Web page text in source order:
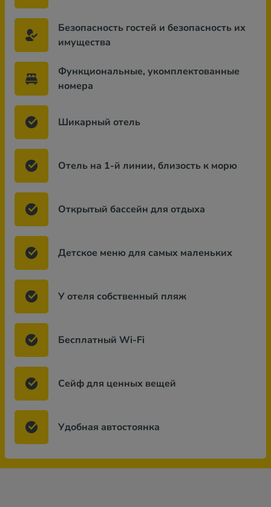
Безопасность гостей и безопасность их
имущества
Функциональные, укомплектованные
номера
Шикарный отель
Отель на 1-й линии, близость к морю
Открытый бассейн для отдыха
Детское меню для самых маленьких
У отеля собственный пляж
Бесплатный Wi-Fi
Сейф для ценных вещей
Удобная автостоянка